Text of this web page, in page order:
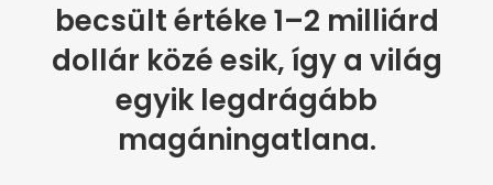
becsült értéke 1–2 milliárd
dollár közé esik, így a világ
egyik legdrágább
magáningatlana.